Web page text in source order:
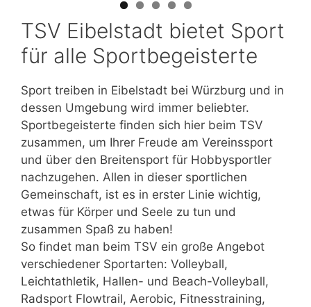
TSV Eibelstadt bietet Sport
für alle Sportbegeisterte
Sport treiben in Eibelstadt bei Würzburg und in
dessen Umgebung wird immer beliebter.
Sportbegeisterte finden sich hier beim TSV
zusammen, um Ihrer Freude am Vereinssport
und über den Breitensport für Hobbysportler
nachzugehen. Allen in dieser sportlichen
Gemeinschaft, ist es in erster Linie wichtig,
etwas für Körper und Seele zu tun und
zusammen Spaß zu haben!
So findet man beim TSV ein große Angebot
verschiedener Sportarten: Volleyball,
Leichtathletik, Hallen- und Beach-Volleyball,
Radsport Flowtrail, Aerobic, Fitnesstraining,